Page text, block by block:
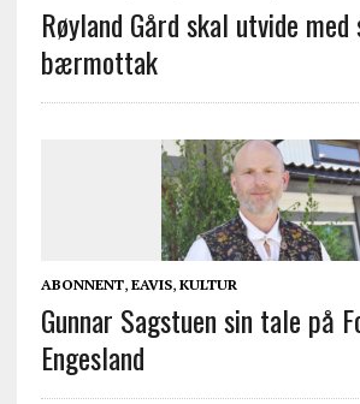
Røyland Gård skal utvide
bærmottak
ABONNENT, EAVIS, KULTUR
Gunnar Sagstuen sin tale på
Engesland